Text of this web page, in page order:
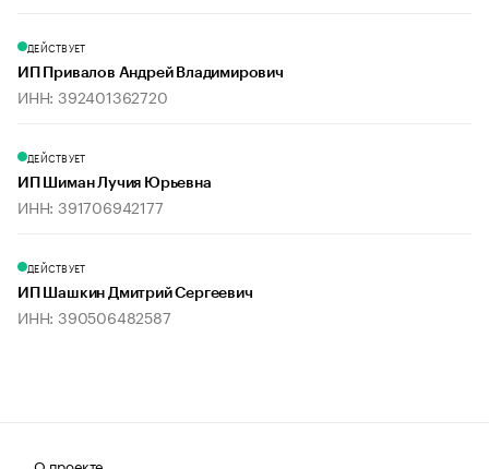
ДЕЙСТВУЕТ
ИП Привалов Андрей Владимирович
ИНН: 392401362720
ДЕЙСТВУЕТ
ИП Шиман Лучия Юрьевна
ИНН: 391706942177
ДЕЙСТВУЕТ
ИП Шашкин Дмитрий Сергеевич
ИНН: 390506482587